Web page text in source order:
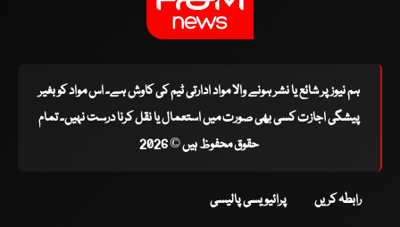
ہم نیوز پر شائع یا نشر ہونے والا مواد ادارتی ٹیم کی کاوش ہے۔ اس مواد کو بغیر
پیشگی اجازت کسی بھی صورت میں استعمال یا نقل کرنا درست نہیں۔ تمام
حقوق محفوظ ہیں © 2026
رابطہ کریں پرائیویسی پالیسی